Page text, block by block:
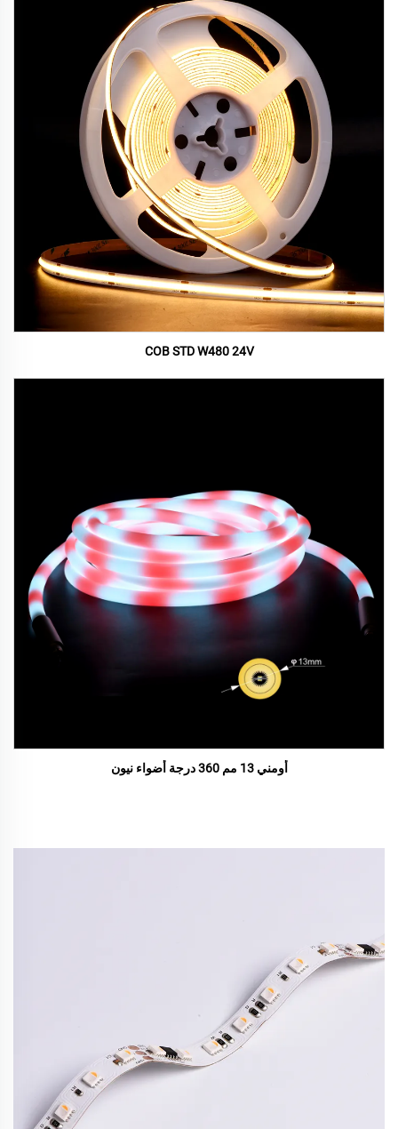
COB STD W480 24V
أومني 13 مم 360 درجة أضواء نيون